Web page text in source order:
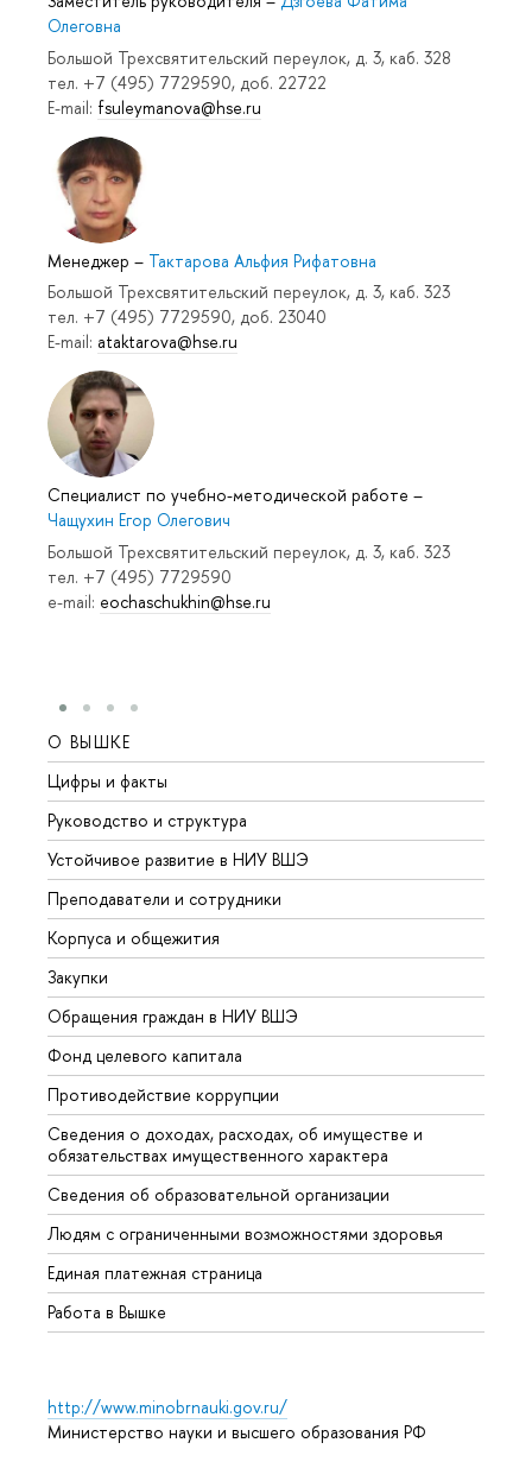
Олеговна
Большой Трехсвятительский переулок, д. 3, каб. 328
тел. +7 (495) 7729590, доб. 22722
E-mail: fsuleymanova@hse.ru
Менеджер – Тактарова Альфия Рифатовна
Большой Трехсвятительский переулок, д. 3, каб. 323
тел. +7 (495) 7729590, доб. 23040
E-mail: ataktarova@hse.ru
Специалист по учебно-методической работе –
Чащухин Егор Олегович
Большой Трехсвятительский переулок, д. 3, каб. 323
тел. +7 (495) 7729590
e-mail: eochaschukhin@hse.ru
О ВЫШКЕ
Цифры и факты
Руководство и структура
Устойчивое развитие в НИУ ВШЭ
Преподаватели и сотрудники
Корпуса и общежития
Закупки
Обращения граждан в НИУ ВШЭ
Фонд целевого капитала
Противодействие коррупции
Сведения о доходах, расходах, об имуществе и
обязательствах имущественного характера
Сведения об образовательной организации
Людям с ограниченными возможностями здоровья
Единая платежная страница
Работа в Вышке
http://www.minobrnauki.gov.ru/
Министерство науки и высшего образования РФ